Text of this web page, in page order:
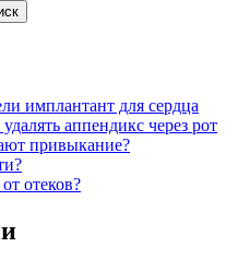
имплантант для сердца
аппендикс через рот
привыкание?
отеков?